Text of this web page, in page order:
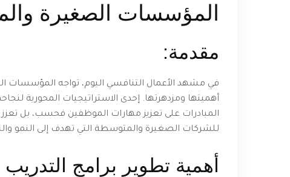
المؤسسات الصغيرة
مقدمة:
في مشهد الأعمال التنافسي اليوم، تواجه المؤسسات
أهميتها ومزدهرتها. إحدى الاستراتيجيات المحورية
المبادرات على تعزيز مهارات الموظفين فحسب، بل
للشركات الصغيرة والمتوسطة التي تهدف إلى النمو
أهمية تطوير برامج